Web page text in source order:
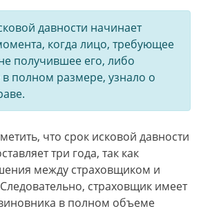
давности начинает
когда лицо, требующее
получившее его, либо
полном размере, узнало о
что срок исковой давности
три года, так как
между страховщиком и
страховщик имеет
в полном объеме